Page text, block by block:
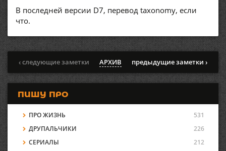
В последней версии D7, перевод taxonomy, если
что.
‹ следующие заметки АРХИВ предыдущие заметки ›
ПИШУ ПРО
ПРО ЖИЗНЬ
531
ДРУПАЛЬЧИКИ
226
СЕРИАЛЫ
212